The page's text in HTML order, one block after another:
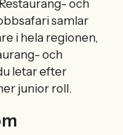
och
samlar
i hela regionen,
och
letar efter
junior roll.